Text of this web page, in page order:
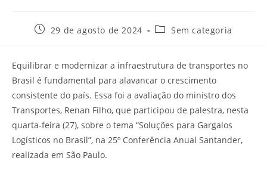
29 de agosto de 2024 Sem categoria
Equilibrar e modernizar a infraestrutura de transportes no
Brasil é fundamental para alavancar o crescimento
consistente do país. Essa foi a avaliação do ministro dos
Transportes, Renan Filho, que participou de palestra, nesta
quarta-feira (27), sobre o tema “Soluções para Gargalos
Logísticos no Brasil”, na 25º Conferência Anual Santander,
realizada em São Paulo.